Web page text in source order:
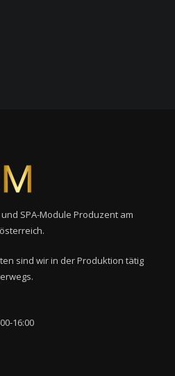
SPA-Module Produzent am
sind wir in der Produktion tätig
16:00